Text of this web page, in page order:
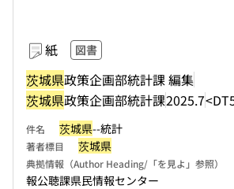
紙 図書
茨城県政策企画部統計課 編集
茨城県政策企画部統計課2025.7
件名 茨城県--統計
著者標目 茨城県
典拠情報（Author Heading/「を見よ」参照）
報公聴課県民情報センター